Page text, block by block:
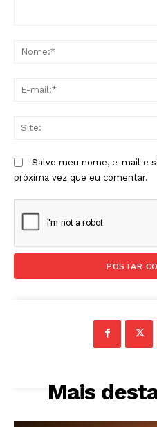
Salve meu nome, e-mail e
próxima vez que eu comentar.
Mais